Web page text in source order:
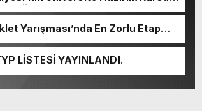
gün 7 Ağustos.
Yarışması’nda En Zorlu Etap
LİSTESİ YAYINLANDI.